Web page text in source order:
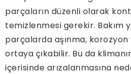
parçaların düzenli olarak
temizlenmesi gerekir. Bakım
parçalarda aşınma,
ortaya çıkabilir. Bu da
içerisinde arızalanmasına